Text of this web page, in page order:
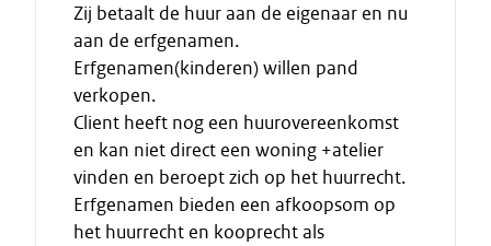
Zij betaalt de huur aan de eigenaar en nu
aan de erfgenamen.
Erfgenamen(kinderen) willen pand
verkopen.
Client heeft nog een huurovereenkomst
en kan niet direct een woning +atelier
vinden en beroept zich op het huurrecht.
Erfgenamen bieden een afkoopsom op
het huurrecht en kooprecht als